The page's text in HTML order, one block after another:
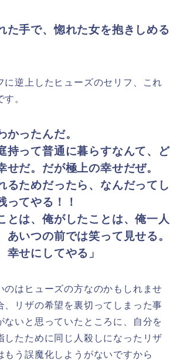
た手で、惚れた女を抱きしめる
に逆上したヒューズのセリフ、これ
。
かったんだ。
持って普通に暮らすなんて、ど
せだ。だが極上の幸せだぜ。
るためだったら、なんだってし
ってやる！！
とは、俺がしたことは、俺一人
あいつの前では笑って見せる。
幸せにしてやる」
のはヒューズの方なのかもしれませ
、リザの希望を裏切ってしまった事
ないと思っていたところに、自分を
したために同じ人殺しになったリザ
もう誤魔化しようがないですから